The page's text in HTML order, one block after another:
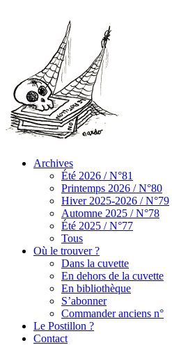
Archives
Été 2026 / N°81
Printemps 2026 / N°80
Hiver 2025-2026 / N°79
Automne 2025 / N°78
Été 2025 / N°77
Tous
Où le trouver ?
Dans la cuvette
En dehors de la cuvette
En bibliothèque
S’abonner
Commander anciens n°
Le Postillon ?
Contact